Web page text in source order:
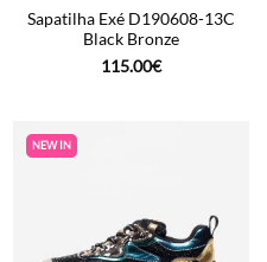
Sapatilha Exé D190608-13C
Black Bronze
115.00€
NEW IN